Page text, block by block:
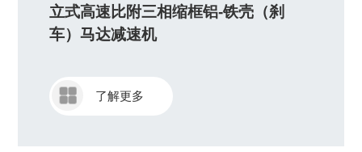
立式高速比附三相缩框铝-铁壳（刹
车）马达减速机
了解更多